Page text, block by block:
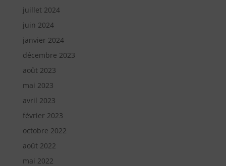
juillet 2024
juin 2024
janvier 2024
décembre 2023
août 2023
mai 2023
avril 2023
février 2023
octobre 2022
août 2022
mai 2022